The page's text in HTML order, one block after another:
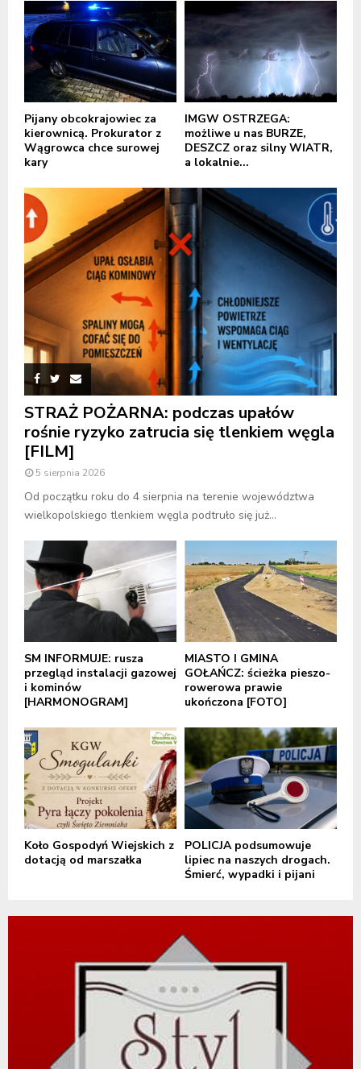
Pijany obcokrajowiec za
kierownicą. Prokurator z
Wągrowca chce surowej
kary
IMGW OSTRZEGA:
możliwe u nas BURZE,
DESZCZ oraz silny WIATR,
a lokalnie...
STRAŻ POŻARNA: podczas upałów
rośnie ryzyko zatrucia się tlenkiem węgla
[FILM]
5 sierpnia 2026
Od początku roku do 4 sierpnia na terenie województwa
wielkopolskiego tlenkiem węgla podtruło się już...
SM INFORMUJE: rusza
przegląd instalacji gazowej
i kominów
[HARMONOGRAM]
MIASTO I GMINA
GOŁAŃCZ: ścieżka pieszo-
rowerowa prawie
ukończona [FOTO]
Koło Gospodyń Wiejskich z
dotacją od marszałka
POLICJA podsumowuje
lipiec na naszych drogach.
Śmierć, wypadki i pijani